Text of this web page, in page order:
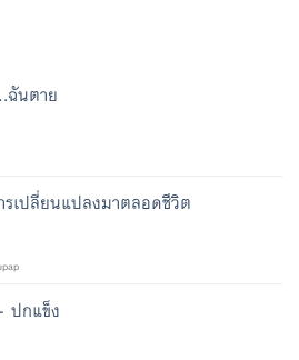
ฉันตาย
เปลี่ยนแปลงมาตลอดชีวิต
ปกแข็ง